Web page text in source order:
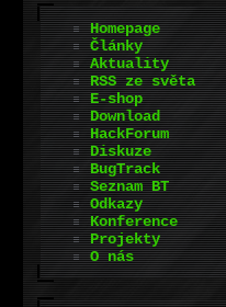
Homepage
Články
Aktuality
RSS ze světa
E-shop
Download
HackForum
Diskuze
BugTrack
Seznam BT
Odkazy
Konference
Projekty
O nás